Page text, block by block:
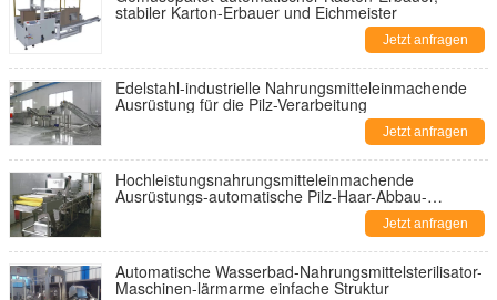
stabiler Karton-Erbauer und Eichmeister
Jetzt anfragen
Edelstahl-industrielle Nahrungsmitteleinmachende
Ausrüstung für die Pilz-Verarbeitung
Jetzt anfragen
Hochleistungsnahrungsmitteleinmachende
Ausrüstungs-automatische Pilz-Haar-Abbau-
Jetzt anfragen
Automatische Wasserbad-Nahrungsmittelsterilisator-
Maschinen-lärmarme einfache Struktur